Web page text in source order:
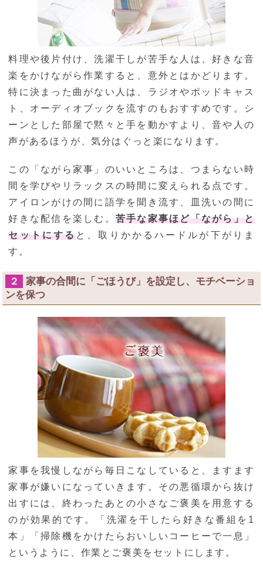
料理や後片付け、洗濯干しが苦手な人は、好きな音
楽をかけながら作業すると、意外とはかどります。
特に決まった曲がない人は、ラジオやポッドキャス
ト、オーディオブックを流すのもおすすめです。シ
ーンとした部屋で黙々と手を動かすより、音や人の
声があるほうが、気分はぐっと楽になります。
この「ながら家事」のいいところは、つまらない時
間を学びやリラックスの時間に変えられる点です。
アイロンがけの間に語学を聞き流す、皿洗いの間に
好きな配信を楽しむ。 苦手な家事ほど「ながら」と
セットにすると、取りかかるハードルが下がりま
す。
２
家事の合間に「ごほうび」を設定し、モチベーショ
ンを保つ
家事を我慢しながら毎日こなしていると、ますます
家事が嫌いになっていきます。その悪循環から抜け
出すには、終わったあとの小さなご褒美を用意する
のが効果的です。「洗濯を干したら好きな番組を1
本」「掃除機をかけたらおいしいコーヒーで一息」
というように、作業とご褒美をセットにします。